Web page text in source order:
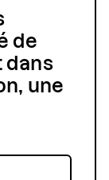
de
dans
une